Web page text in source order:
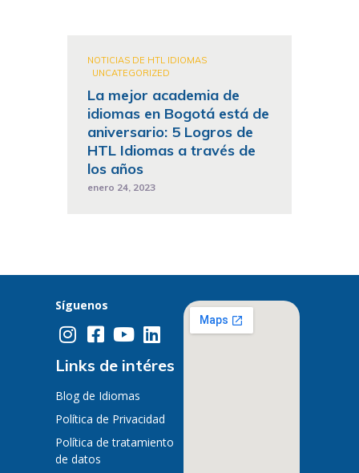
NOTICIAS DE HTL IDIOMAS
UNCATEGORIZED
La mejor academia de
idiomas en Bogotá está de
aniversario: 5 Logros de
HTL Idiomas a través de
los años
enero 24, 2023
Síguenos
Links de intéres
Blog de Idiomas
Política de Privacidad
Política de tratamiento
de datos